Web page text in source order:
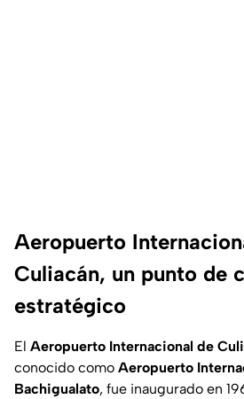
Aeropuerto
Culiacán, un punto de
estratégico
El Aeropuerto Internacional de
conocido como Aeropuerto
Bachigualato, fue inaugurado en